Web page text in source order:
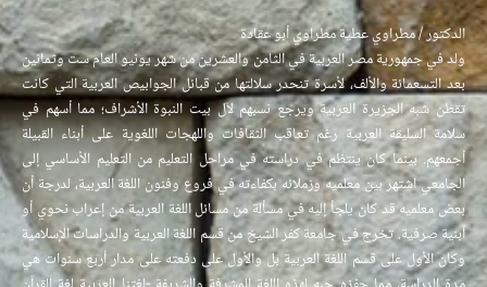
الدكتور / مطراوي عطية مطراوي أبو عقادة
ولد في جمهورية مصر العربية في الثامن والعشرين من شهر يونيو العام ست وثمانين
بعد التسعمائة والألف، لأسرة تنحدر سلالتها من قبائل الجوابيص العربية التي كانت
تقطن شبه الجزيرة العربية ويرجع نسبهم لآل بيت النبوة الأشراف؛ مما أسهم في
سلامة السليقة العربية رغم تعاقب الثقافات واللهجات اللغوية على أبناء القبيلة
أجمعهم.بينما كان ينتظم في دراسته في مراحل التعليم من التعليم الأساسي إلى
الجامعي اشتهر بين معلميه وزملائه بكفاءته في فروع وفنون اللغة العربية، لدرجة أن
بعض معلميه قد كان يلجأ إليه في مسألة من مسائل اللغة العربية من إعراب نحوي أو
أبنية صرفية.تخرج في جامعة كفر الشيخ من قسم اللغة العربية والدراسات الإسلامية
وكان الأول على قسم اللغة العربية بل والأول على دفعته على مدار أربع سنوات هي